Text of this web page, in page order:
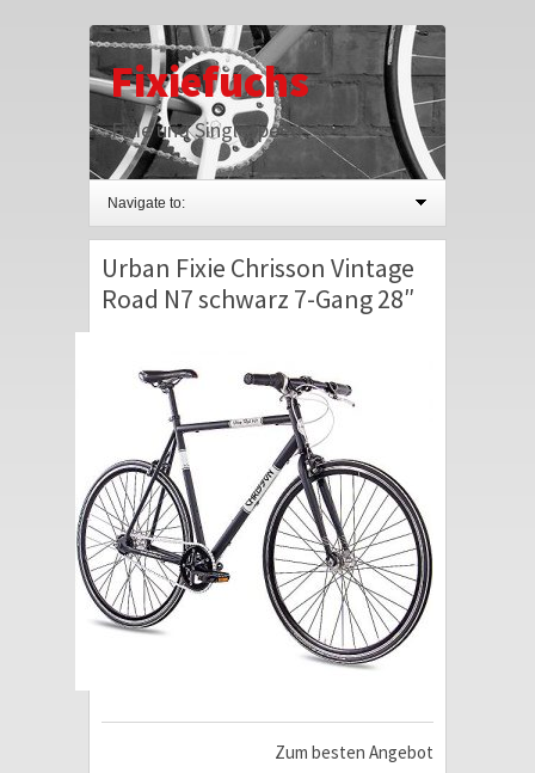
Fixiefuchs
Fixie und Singlespeed
Navigate to:
Urban Fixie Chrisson Vintage
Road N7 schwarz 7-Gang 28″
Zum besten Angebot